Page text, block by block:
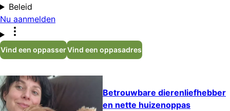
Beleid
Nu aanmelden
Vind een oppasserVind een oppasadres
Betrouwbare dierenliefhebber
en nette huizenoppas